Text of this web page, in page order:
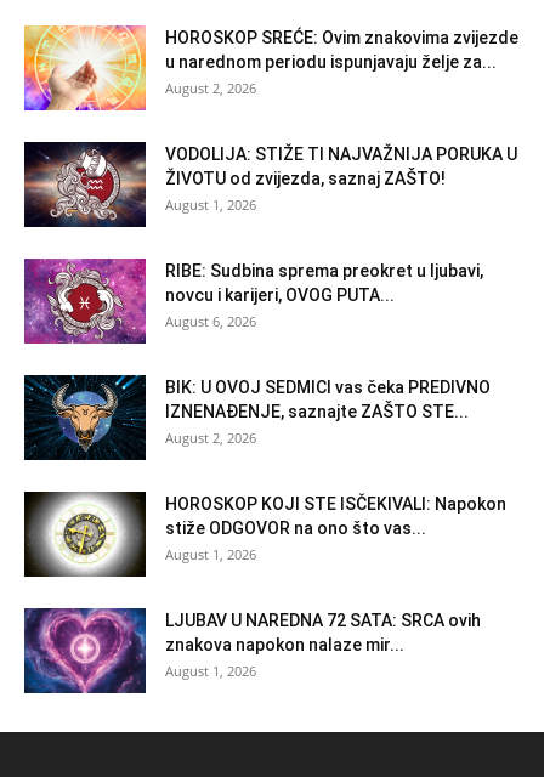
HOROSKOP SREĆE: Ovim znakovima zvijezde
u narednom periodu ispunjavaju želje za...
August 2, 2026
VODOLIJA: STIŽE TI NAJVAŽNIJA PORUKA U
ŽIVOTU od zvijezda, saznaj ZAŠTO!
August 1, 2026
RIBE: Sudbina sprema preokret u ljubavi,
novcu i karijeri, OVOG PUTA...
August 6, 2026
BIK: U OVOJ SEDMICI vas čeka PREDIVNO
IZNENAĐENJE, saznajte ZAŠTO STE...
August 2, 2026
HOROSKOP KOJI STE ISČEKIVALI: Napokon
stiže ODGOVOR na ono što vas...
August 1, 2026
LJUBAV U NAREDNA 72 SATA: SRCA ovih
znakova napokon nalaze mir...
August 1, 2026